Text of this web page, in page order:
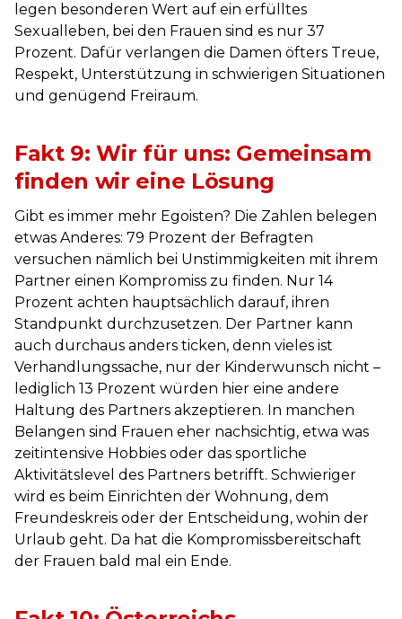
legen besonderen Wert auf ein erfülltes
Sexualleben, bei den Frauen sind es nur 37
Prozent. Dafür verlangen die Damen öfters Treue,
Respekt, Unterstützung in schwierigen Situationen
und genügend Freiraum.
Fakt 9: Wir für uns: Gemeinsam
finden wir eine Lösung
Gibt es immer mehr Egoisten? Die Zahlen belegen
etwas Anderes: 79 Prozent der Befragten
versuchen nämlich bei Unstimmigkeiten mit ihrem
Partner einen Kompromiss zu finden. Nur 14
Prozent achten hauptsächlich darauf, ihren
Standpunkt durchzusetzen. Der Partner kann
auch durchaus anders ticken, denn vieles ist
Verhandlungssache, nur der Kinderwunsch nicht –
lediglich 13 Prozent würden hier eine andere
Haltung des Partners akzeptieren. In manchen
Belangen sind Frauen eher nachsichtig, etwa was
zeitintensive Hobbies oder das sportliche
Aktivitätslevel des Partners betrifft. Schwieriger
wird es beim Einrichten der Wohnung, dem
Freundeskreis oder der Entscheidung, wohin der
Urlaub geht. Da hat die Kompromissbereitschaft
der Frauen bald mal ein Ende.